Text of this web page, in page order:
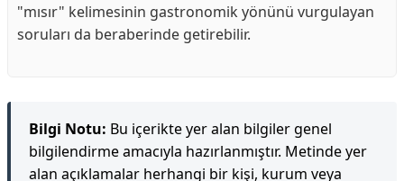
"mısır" kelimesinin gastronomik yönünü vurgulayan
soruları da beraberinde getirebilir.
Bilgi Notu: Bu içerikte yer alan bilgiler genel
bilgilendirme amacıyla hazırlanmıştır. Metinde yer
alan açıklamalar herhangi bir kişi, kurum veya